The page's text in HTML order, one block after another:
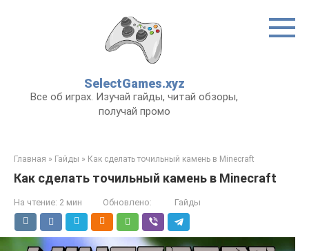
SelectGames.xyz
Все об играх. Изучай гайды, читай обзоры,
получай промо
Главная » Гайды » Как сделать точильный камень в Minecraft
Как сделать точильный камень в Minecraft
На чтение: 2 мин Обновлено: Гайды